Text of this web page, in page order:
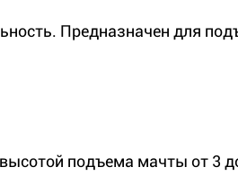
Предназначен для
подъема мачты от 3